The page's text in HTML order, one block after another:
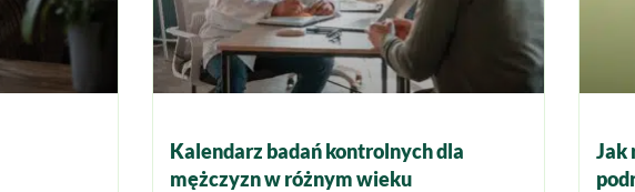
Kalendarz badań kontrolnych dla
mężczyzn w różnym wieku
Jak